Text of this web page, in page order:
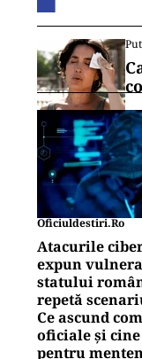
Oficiuldestiri.ro
Atacurile
expun
statului
repetă
Ce ascund
oficiale și
pentru